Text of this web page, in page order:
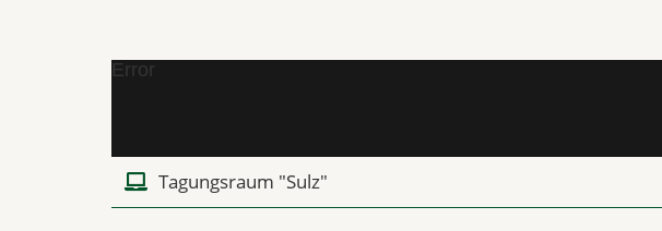
Error
Tagungsraum "Sulz"